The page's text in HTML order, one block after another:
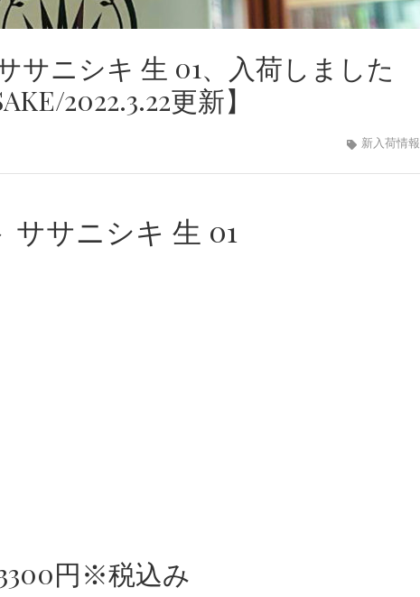
サニシキ 生 01、入荷しました
2022.3.22更新】
新入荷情報
ササニシキ 生 01
円※税込み